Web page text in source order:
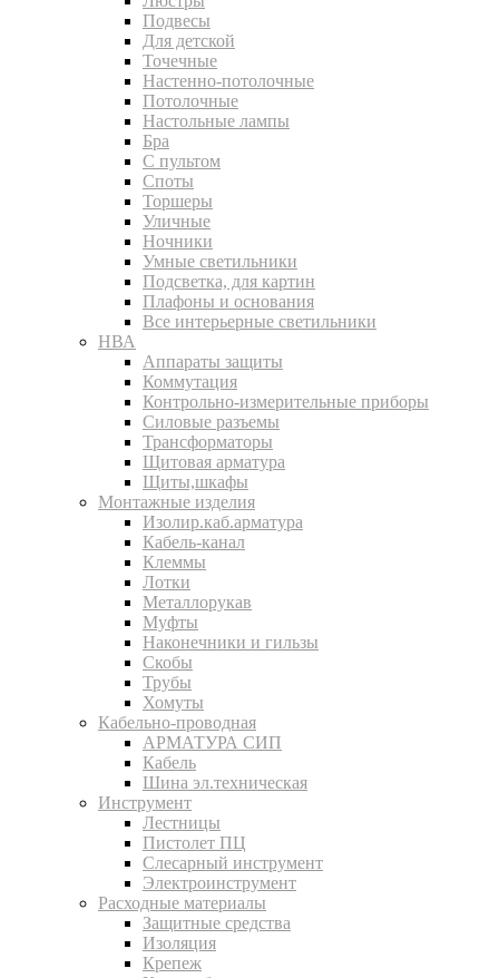
Подвесы
Для детской
Точечные
Настенно-потолочные
Потолочные
Настольные лампы
Бра
С пультом
Споты
Торшеры
Уличные
Ночники
Умные светильники
Подсветка, для картин
Плафоны и основания
Все интерьерные светильники
НВА
Аппараты защиты
Коммутация
Контрольно-измерительные приборы
Силовые разъемы
Трансформаторы
Щитовая арматура
Щиты,шкафы
Монтажные изделия
Изолир.каб.арматура
Кабель-канал
Клеммы
Лотки
Металлорукав
Муфты
Наконечники и гильзы
Скобы
Трубы
Хомуты
Кабельно-проводная
АРМАТУРА СИП
Кабель
Шина эл.техническая
Инструмент
Лестницы
Пистолет ПЦ
Слесарный инструмент
Электроинструмент
Расходные материалы
Защитные средства
Изоляция
Крепеж